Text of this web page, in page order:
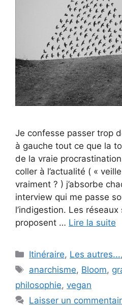
Je confesse passer trop
à gauche tout ce que la
de la vraie
coller à l’actualité ( «
vraiment ? ) j’absorbe
interview qui me passe
l’indigestion. Les
proposent … Lire la suite
Catégories
Itinéraire, Les autres...,
Étiquettes
anarchisme, Bloom,
philosophie, vegan
Laisser un